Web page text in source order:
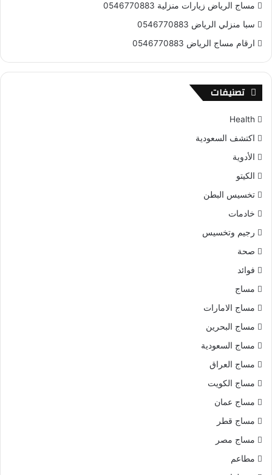
مساج الرياض زيارات منزلية 0546770883
سبا منزلي الرياض 0546770883
ارقام مساج الرياض 0546770883
تصنيفات
Health
اكتشف السعودية
الأدوية
الكيتو
تخسيس البطن
خادمات
رجيم وتخسيس
صحة
فوائد
مساج
مساج الامارات
مساج البحرين
مساج السعودية
مساج العراق
مساج الكويت
مساج عمان
مساج قطر
مساج مصر
مطاعم